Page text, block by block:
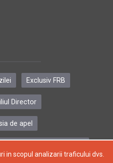
Exclusiv FRB
Director
de apel
in scopul analizarii traficului dvs.